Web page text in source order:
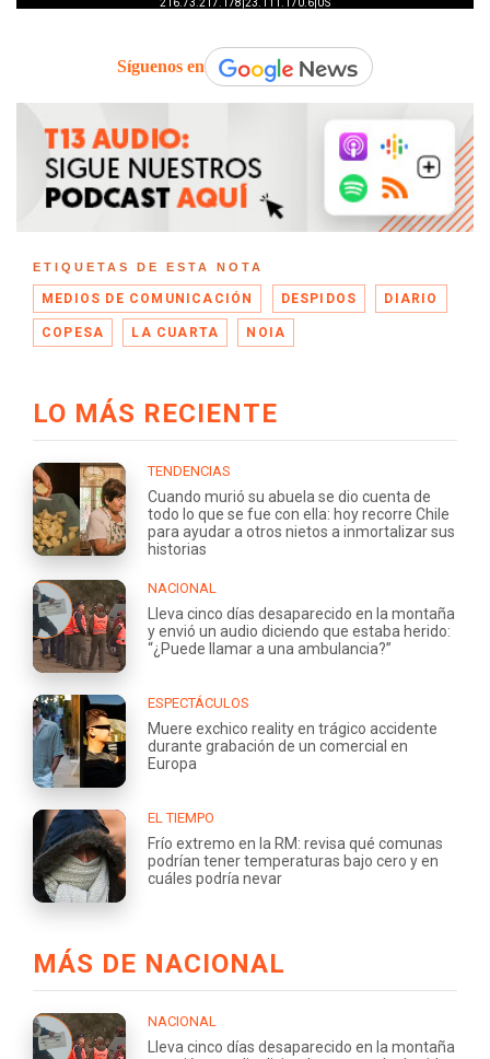
Síguenos en
ETIQUETAS DE ESTA NOTA
MEDIOS DE COMUNICACIÓN DESPIDOS DIARIO
COPESA LA CUARTA NOIA
LO MÁS RECIENTE
TENDENCIAS
Cuando murió su abuela se dio cuenta de
todo lo que se fue con ella: hoy recorre Chile
para ayudar a otros nietos a inmortalizar sus
historias
NACIONAL
Lleva cinco días desaparecido en la montaña
y envió un audio diciendo que estaba herido:
“¿Puede llamar a una ambulancia?”
ESPECTÁCULOS
Muere exchico reality en trágico accidente
durante grabación de un comercial en
Europa
EL TIEMPO
Frío extremo en la RM: revisa qué comunas
podrían tener temperaturas bajo cero y en
cuáles podría nevar
MÁS DE NACIONAL
NACIONAL
Lleva cinco días desaparecido en la montaña